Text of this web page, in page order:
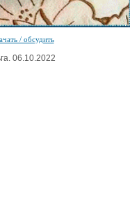
/ обсудить
06.10.2022